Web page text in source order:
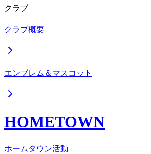
クラブ
クラブ概要
エンブレム＆マスコット
HOMETOWN
ホームタウン活動